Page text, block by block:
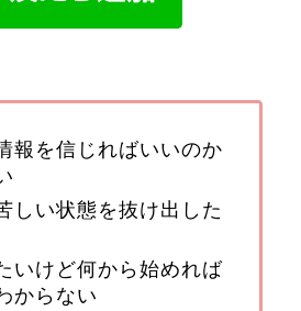
報を信じればいいのか
しい状態を抜け出した
いけど何から始めれば
からない